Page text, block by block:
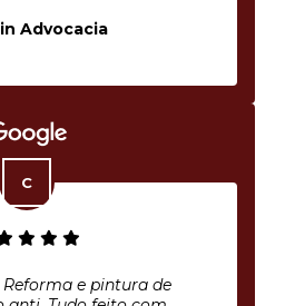
Advocacia
e pintura de